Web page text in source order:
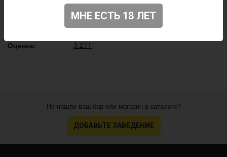
10.04.2018
Оценка:
3.271
Не нашли ваш бар или магазин в каталоге?
ДОБАВЬТЕ ЗАВЕДЕНИЕ
МНЕ ЕСТЬ 18 ЛЕТ